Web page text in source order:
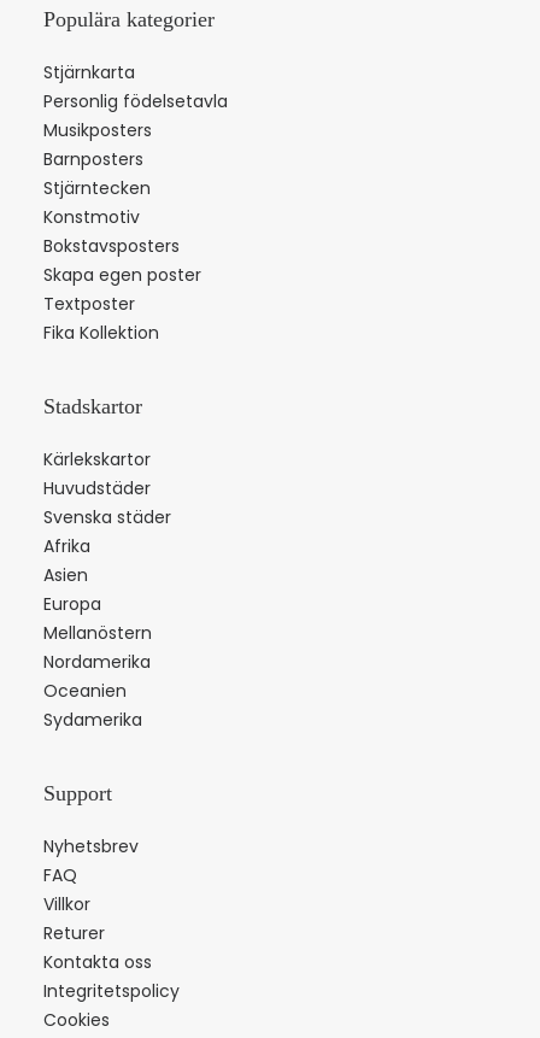
Populära kategorier
Stjärnkarta
Personlig födelsetavla
Musikposters
Barnposters
Stjärntecken
Konstmotiv
Bokstavsposters
Skapa egen poster
Textposter
Fika Kollektion
Stadskartor
Kärlekskartor
Huvudstäder
Svenska städer
Afrika
Asien
Europa
Mellanöstern
Nordamerika
Oceanien
Sydamerika
Support
Nyhetsbrev
FAQ
Villkor
Returer
Kontakta oss
Integritetspolicy
Cookies